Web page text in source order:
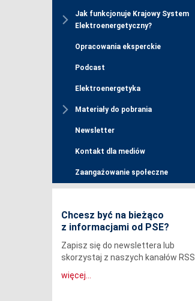
Jak funkcjonuje Krajowy System
Elektroenergetyczny?
Opracowania eksperckie
Podcast
Elektroenergetyka
Materiały do pobrania
Newsletter
Kontakt dla mediów
Zaangażowanie społeczne
Chcesz być na bieżąco
z informacjami od PSE?
Zapisz się do newslettera lub
skorzystaj z naszych kanałów RSS.
więcej...